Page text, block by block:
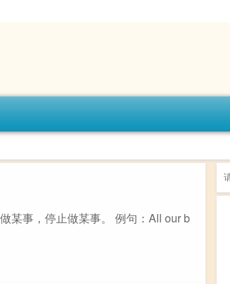
某事，停止做某事。 例句：All our b